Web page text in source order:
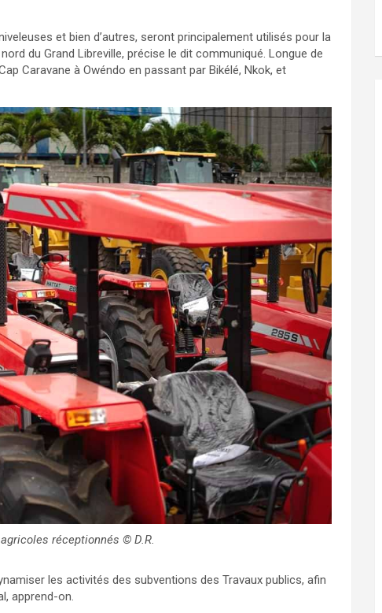
et bien d’autres, seront principalement utilisés pour la
du Grand Libreville, précise le dit communiqué. Longue de
Caravane à Owéndo en passant par Bikélé, Nkok, et
réceptionnés © D.R.
les activités des subventions des Travaux publics, afin
apprend-on.